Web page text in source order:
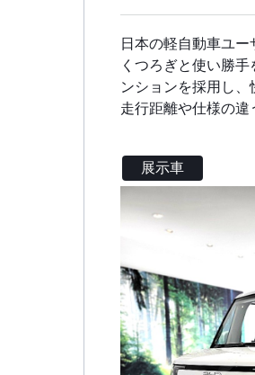
日本の軽自動車ユ
くつろぎと使い勝
ンションを採用し
走行距離や仕様の
展示車